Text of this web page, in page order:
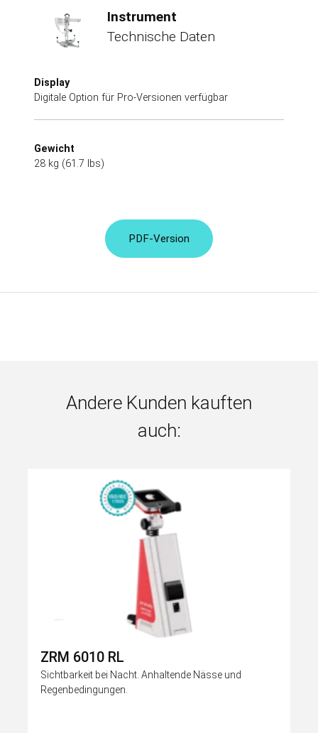
Instrument
Technische Daten
Display
Digitale Option für Pro-Versionen verfügbar
Gewicht
28 kg (61.7 lbs)
PDF-Version
Andere Kunden kauften
auch:
ZRM 6010 RL
Sichtbarkeit bei Nacht. Anhaltende Nässe und
Regenbedingungen.